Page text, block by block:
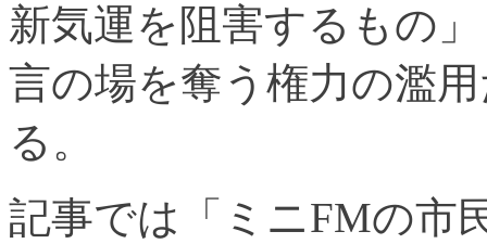
新気運を阻害するもの
言の場を奪う権力の濫
る。
記事では「ミニFMの市